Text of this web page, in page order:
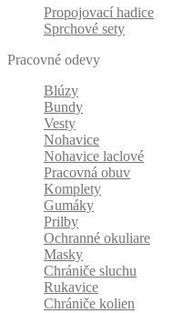
Propojovací hadice
Sprchové sety
Pracovné odevy
Blúzy
Bundy
Vesty
Nohavice
Nohavice laclové
Pracovná obuv
Komplety
Gumáky
Prilby
Ochranné okuliare
Masky
Chrániče sluchu
Rukavice
Chrániče kolien